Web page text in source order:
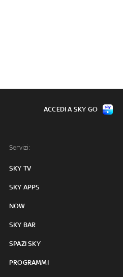
Servizi:
SKY TV
SKY APPS
NOW
SKY BAR
SPAZI SKY
PROGRAMMI
ACCEDI A SKY GO